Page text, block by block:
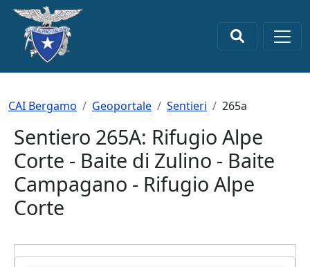
Salta al contenuto principale
Briciole di pane
CAI Bergamo Geoportale Sentieri 265a
Sentiero 265A: Rifugio Alpe
Corte - Baite di Zulino - Baite
Campagano - Rifugio Alpe
Corte
×